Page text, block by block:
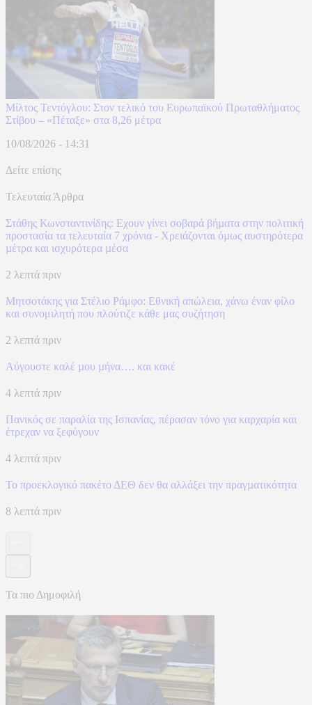
Μίλτος Τεντόγλου: Στον τελικό του Ευρωπαϊκού Πρωταθλήματος
Στίβου – «Πέταξε» στα 8,26 μέτρα
10/08/2026 - 14:31
Δείτε επίσης
Τελευταία Άρθρα
Στάθης Κωνσταντινίδης: Εχουν γίνει σοβαρά βήµατα στην πολιτική
προστασία τα τελευταία 7 χρόνια - Χρειάζονται όµως αυστηρότερα
µέτρα και ισχυρότερα µέσα
2 λεπτά πριν
Μητσοτάκης για Στέλιο Ράμφο: Εθνική απώλεια, χάνω έναν φίλο
και συνομιλητή που πλούτιζε κάθε μας συζήτηση
2 λεπτά πριν
Αύγουστε καλέ µου µήνα…. και κακέ
4 λεπτά πριν
Πανικός σε παραλία της Ισπανίας, πέρασαν τόνο για καρχαρία και
έτρεχαν να ξεφύγουν
4 λεπτά πριν
Το προεκλογικό πακέτο ΔΕΘ δεν θα αλλάξει την πραγµατικότητα
8 λεπτά πριν
Τα πιο Δημοφιλή